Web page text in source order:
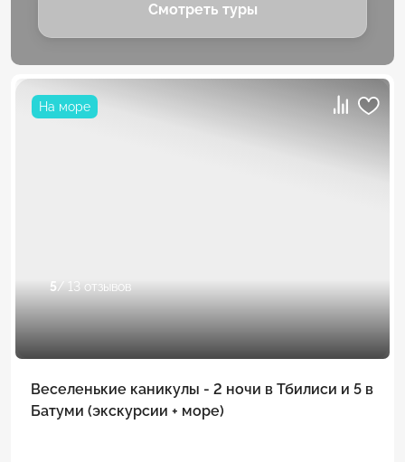
Смотреть туры
На море
5/ 13 отзывов
Веселенькие каникулы - 2 ночи в Тбилиси и 5 в
Батуми (экскурсии + море)